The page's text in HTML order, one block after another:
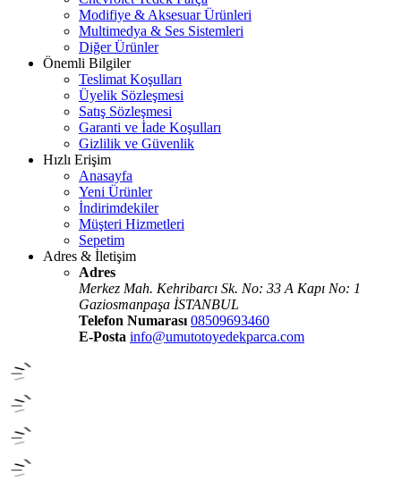
Modifiye & Aksesuar Ürünleri
Multimedya & Ses Sistemleri
Diğer Ürünler
Önemli Bilgiler
Teslimat Koşulları
Üyelik Sözleşmesi
Satış Sözleşmesi
Garanti ve İade Koşulları
Gizlilik ve Güvenlik
Hızlı Erişim
Anasayfa
Yeni Ürünler
İndirimdekiler
Müşteri Hizmetleri
Sepetim
Adres & İletişim
Adres
Merkez Mah. Kehribarcı Sk. No: 33 A Kapı No: 1
Gaziosmanpaşa İSTANBUL
Telefon Numarası 08509693460
E-Posta info@umutotoyedekparca.com